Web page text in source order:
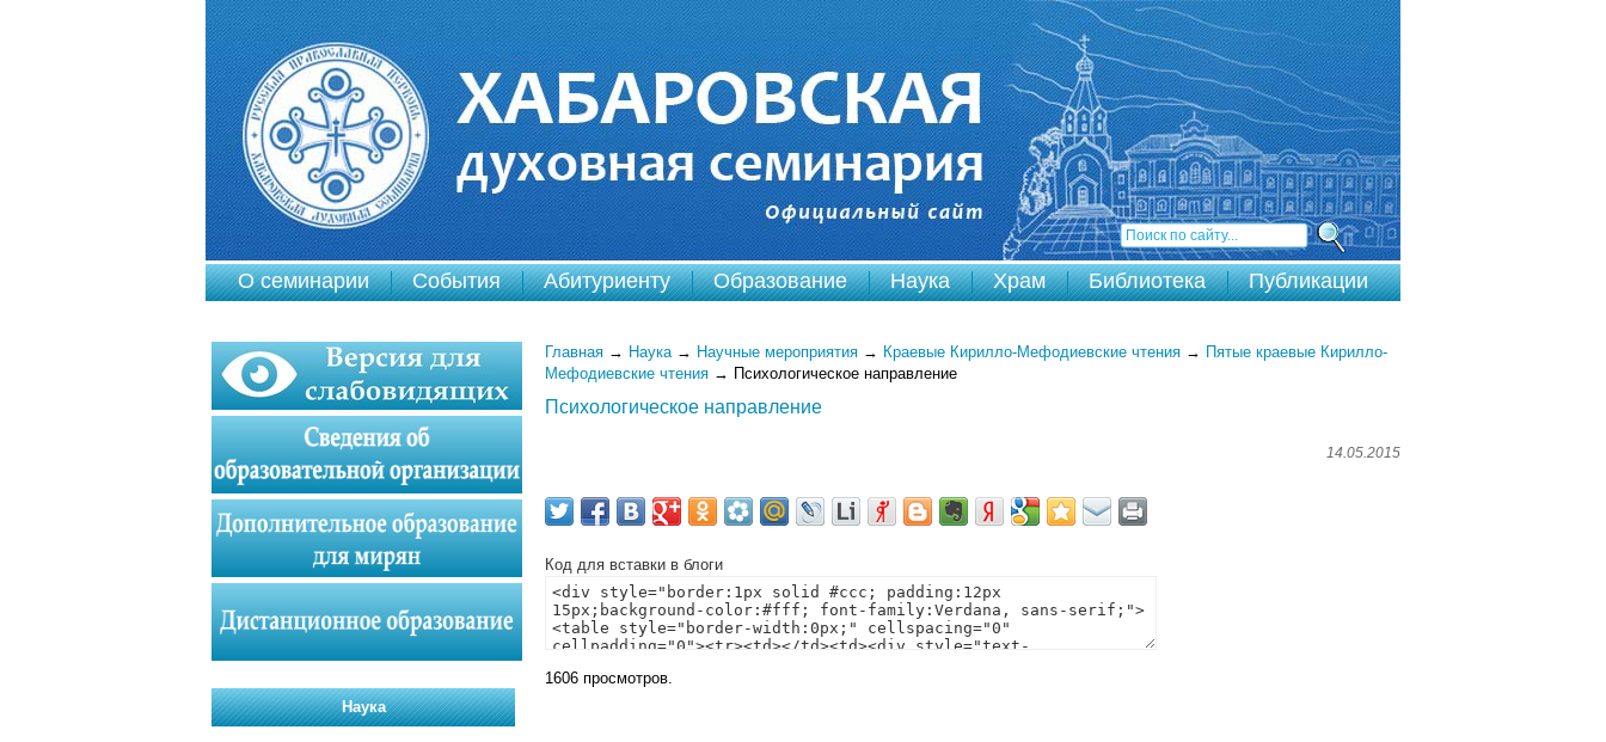
О семинарии События Абитуриенту Образование Наука Храм Библиотека Публикации
Главная → Наука → Научные мероприятия → Краевые Кирилло-Мефодиевские чтения → Пятые краевые Кирилло-
Мефодиевские чтения → Психологическое направление
Психологическое направление
14.05.2015
Код для вставки в блоги
1606 просмотров.
Наука